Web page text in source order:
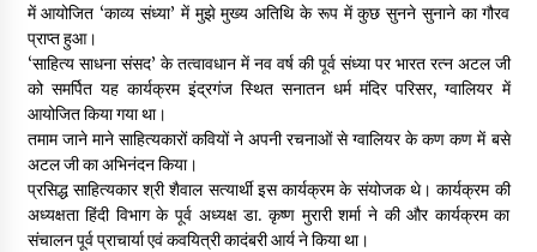
में आयोजित ‘काव्य संध्या’ में मुझे मुख्य अतिथि के रूप में कुछ सुनने सुनाने का गौरव
प्राप्त हुआ।
‘साहित्य साधना संसद’ के तत्वावधान में नव वर्ष की पूर्व संध्या पर भारत रत्न अटल जी
को समर्पित यह कार्यक्रम इंद्रगंज स्थित सनातन धर्म मंदिर परिसर, ग्वालियर में
आयोजित किया गया था।
तमाम जाने माने साहित्यकारों कवियों ने अपनी रचनाओं से ग्वालियर के कण कण में बसे
अटल जी का अभिनंदन किया।
प्रसिद्ध साहित्यकार श्री शैवाल सत्यार्थी इस कार्यक्रम के संयोजक थे। कार्यक्रम की
अध्यक्षता हिंदी विभाग के पूर्व अध्यक्ष डा. कृष्ण मुरारी शर्मा ने की और कार्यक्रम का
संचालन पूर्व प्राचार्या एवं कवयित्री कादंबरी आर्य ने किया था।